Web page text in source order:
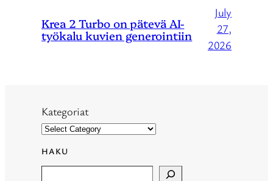
Krea 2 Turbo on pätevä AI-
työkalu kuvien generointiin
July
27,
2026
Kategoriat
HAKU